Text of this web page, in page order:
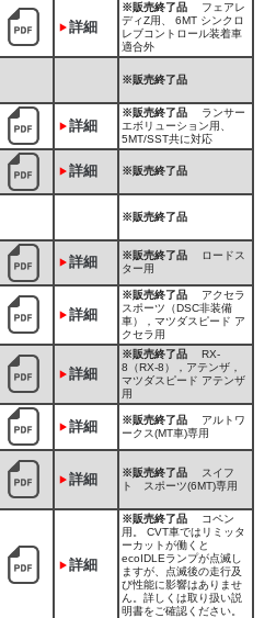
詳細
※販売終了品 フェアレ
ディZ用、 6MT シンクロ
レブコントロール装着車
適合外
※販売終了品
詳細
※販売終了品 ランサー
エボリューション用、
5MT/SST共に対応
詳細 ※販売終了品
※販売終了品
詳細 ※販売終了品 ロードス
ター用
詳細
※販売終了品 アクセラ
スポーツ（DSC非装備
車），マツダスピード ア
クセラ用
詳細
※販売終了品 RX-
8（RX-8），アテンザ，
マツダスピード アテンザ
用
詳細 ※販売終了品 アルトワ
ークス(MT車)専用
詳細 ※販売終了品 スイフ
ト スポーツ(6MT)専用
詳細
※販売終了品 コペン
用。 CVT車ではリミッタ
ーカットが働くと
ecoIDLEランプが点滅し
ますが、点滅後の走行及
び性能に影響はありませ
ん。詳しくは取り扱い説
明書をご確認ください。